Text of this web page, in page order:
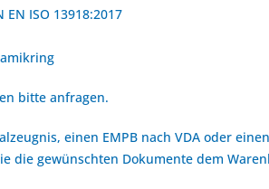
ISO 13918:2017
bitte anfragen.
einen EMPB nach VDA oder einen
die gewünschten Dokumente dem